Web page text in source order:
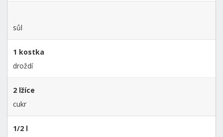
sůl
1 kostka
droždí
2 lžíce
cukr
1/2 l